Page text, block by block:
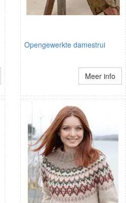
Opengewerkte damestrui
Meer info